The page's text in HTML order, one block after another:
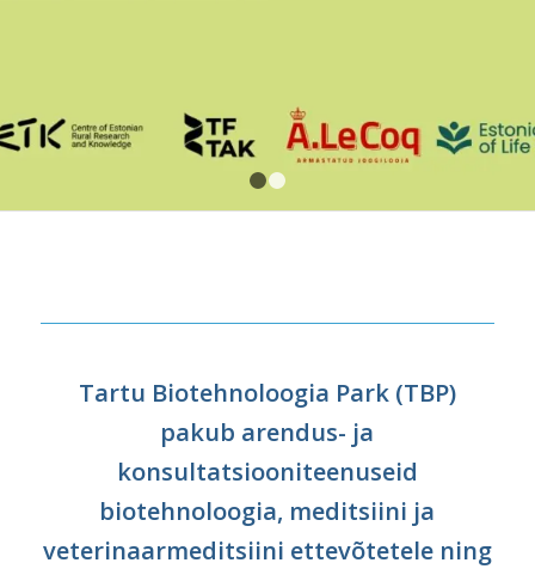
Tartu Biotehnoloogia Park (TBP)
pakub arendus- ja
konsultatsiooniteenuseid
biotehnoloogia, meditsiini ja
veterinaarmeditsiini ettevõtetele ning